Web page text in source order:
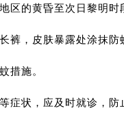
区的黄昏至次日黎明时
裤，皮肤暴露处涂抹防
措施。
症状，应及时就诊，防